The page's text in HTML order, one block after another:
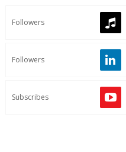
Followers
Followers
Subscribes